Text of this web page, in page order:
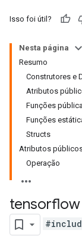
Isso foi útil?
Nesta página
Resumo
Construtores e
Atributos
Funções
Funções
Structs
Atributos
Operação
tensorflow